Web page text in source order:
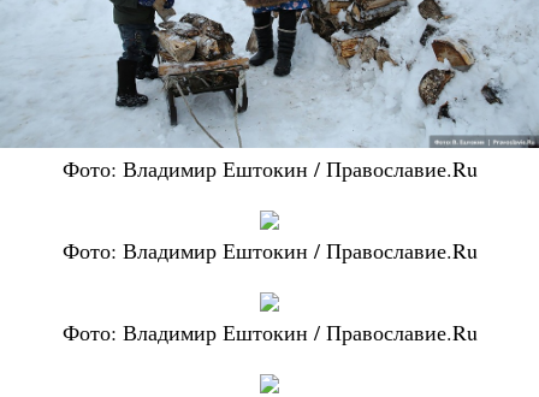
Фото: Владимир Ештокин / Православие.Ru
Фото: Владимир Ештокин / Православие.Ru
Фото: Владимир Ештокин / Православие.Ru